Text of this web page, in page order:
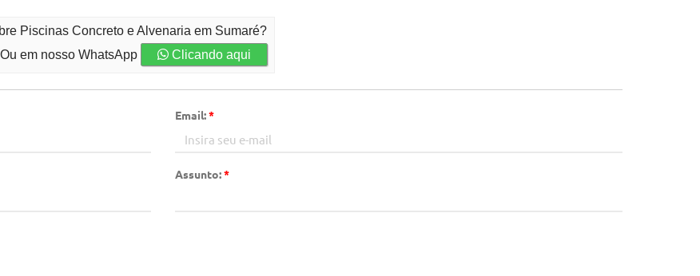
Piscinas Concreto e Alvenaria em Sumaré?
Ou em nosso WhatsApp Clicando aqui
Email:*
Assunto:*